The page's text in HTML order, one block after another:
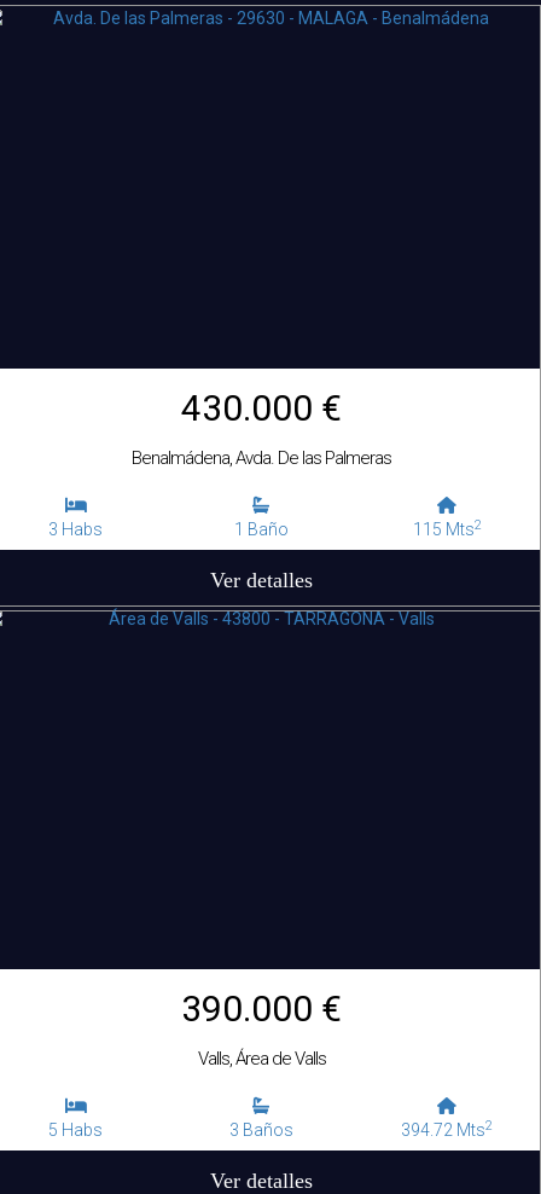
430.000 €
Benalmádena, Avda. De las Palmeras
3 Habs 1 Baño 115 Mts2
Ver detalles
390.000 €
Valls, Área de Valls
5 Habs 3 Baños 394.72 Mts2
Ver detalles